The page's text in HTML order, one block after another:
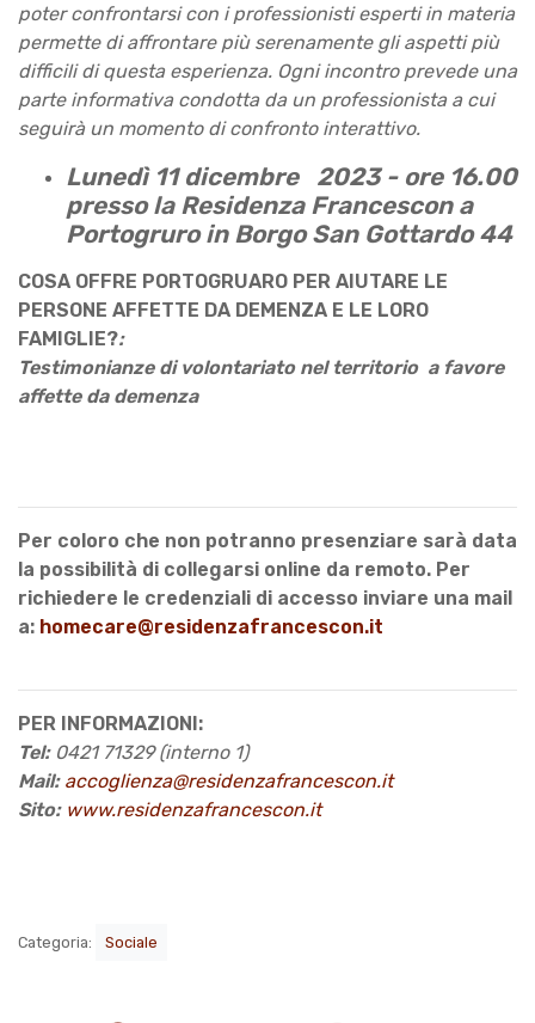
poter confrontarsi con i professionisti esperti in materia
permette di affrontare più serenamente gli aspetti più
difficili di questa esperienza. Ogni incontro prevede una
parte informativa condotta da un professionista a cui
seguirà un momento di confronto interattivo.
Lunedì 11 dicembre 2023 - ore 16.00
presso la Residenza Francescon a
Portogruro in Borgo San Gottardo 44
COSA OFFRE PORTOGRUARO PER AIUTARE LE
PERSONE AFFETTE DA DEMENZA E LE LORO
FAMIGLIE?:
Testimonianze di volontariato nel territorio a favore
affette da demenza
Per coloro che non potranno presenziare sarà data
la possibilità di collegarsi online da remoto. Per
richiedere le credenziali di accesso inviare una mail
a: homecare@residenzafrancescon.it
PER INFORMAZIONI:
Tel: 0421 71329 (interno 1)
Mail: accoglienza@residenzafrancescon.it
Sito: www.residenzafrancescon.it
Categoria: Sociale